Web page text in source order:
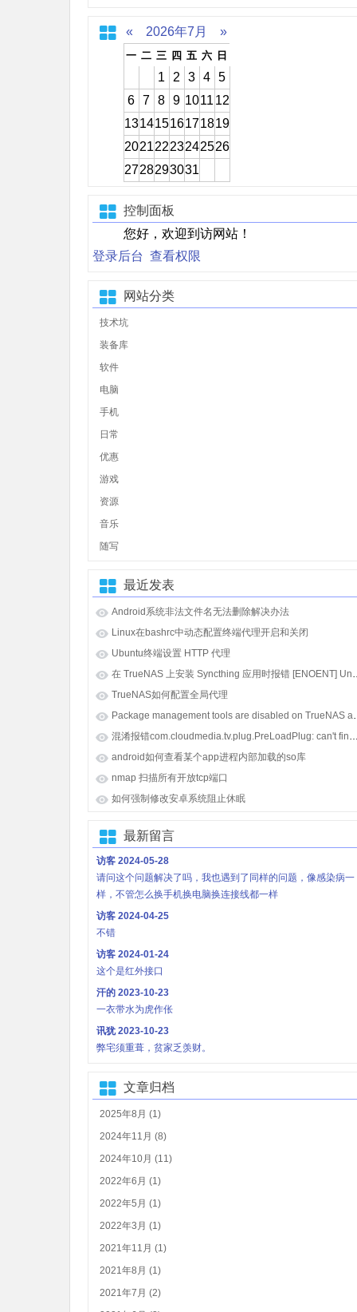
« 2026年7月 »
一 二 三 四 五 六 日
1 2 3 4
5
6
7 8 9 1011 12
13141516171819
20212223242526
2728293031
控制面板
您好，欢迎到访网站！
登录后台 查看权限
网站分类
技术坑
装备库
软件
电脑
手机
日常
优惠
游戏
资源
音乐
随写
最近发表
Android系统非法文件名无法删除解决办法
Linux在bashrc中动态配置终端代理开启和关闭
Ubuntu终端设置 HTTP 代理
在 TrueNAS 上安装
TrueNAS如何配置全局代理
Package
混淆报错com.cloudmedia.tv.plug.PreLoadPlug: can't find
android如何查看某个app进程内部加载的so库
nmap 扫描所有开放tcp端口
如何强制修改安卓系统阻止休眠
最新留言
访客2024-05-28
请问这个问题解决了吗，我也遇到了同样的问题，像感染病一
样，不管怎么换手机换电脑换连接线都一样
访客2024-04-25
不错
访客2024-01-24
这个是红外接口
汗的2023-10-23
一衣带水为虎作伥
讯犹2023-10-23
弊宅须重葺，贫家乏羡财。
文章归档
2025年8月 (1)
2024年11月 (8)
2024年10月 (11)
2022年6月 (1)
2022年5月 (1)
2022年3月 (1)
2021年11月 (1)
2021年8月 (1)
2021年7月 (2)